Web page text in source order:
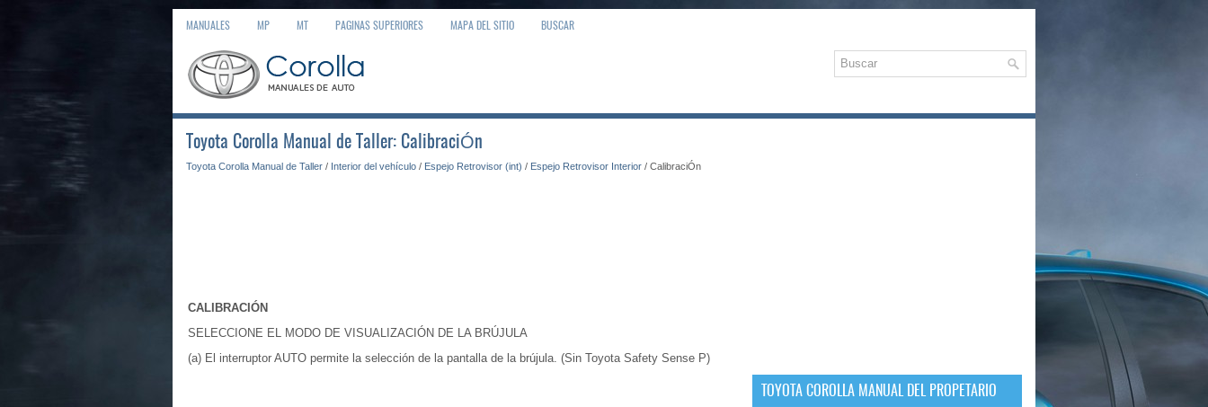
MANUALES MP MT PAGINAS SUPERIORES MAPA DEL SITIO BUSCAR
Toyota Corolla Manual de Taller: CalibraciÓn
Toyota Corolla Manual de Taller / Interior del vehículo / Espejo Retrovisor (int) / Espejo Retrovisor Interior / CalibraciÓn
CALIBRACIÓN
SELECCIONE EL MODO DE VISUALIZACIÓN DE LA BRÚJULA
(a) El interruptor AUTO permite la selección de la pantalla de la brújula. (Sin Toyota Safety Sense P)
TOYOTA COROLLA MANUAL DEL PROPETARIO